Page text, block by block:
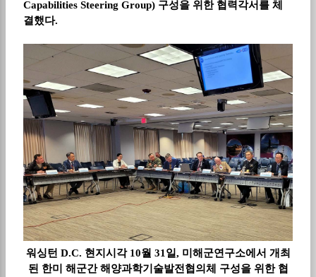
Capabilities Steering Group) 구성을 위한 협력각서를 체
결했다.
워싱턴 D.C. 현지시각 10월 31일, 미해군연구소에서 개최
된 한미 해군간 해양과학기술발전협의체 구성을 위한 협